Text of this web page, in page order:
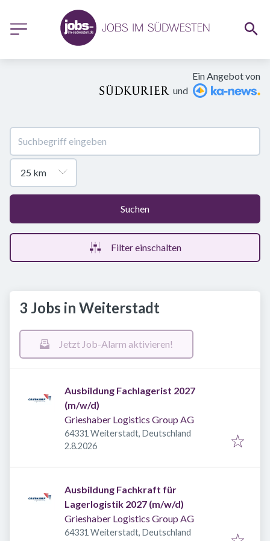
Ein Angebot von
und
Suchen
Filter einschalten
3 Jobs in Weiterstadt
Jetzt Job-Alarm aktivieren!
Ausbildung Fachlagerist 2027
(m/w/d)
Grieshaber Logistics Group AG
64331 Weiterstadt, Deutschland
Veröffentlicht
2.8.2026
Ausbildung Fachkraft für
Lagerlogistik 2027 (m/w/d)
Grieshaber Logistics Group AG
64331 Weiterstadt, Deutschland